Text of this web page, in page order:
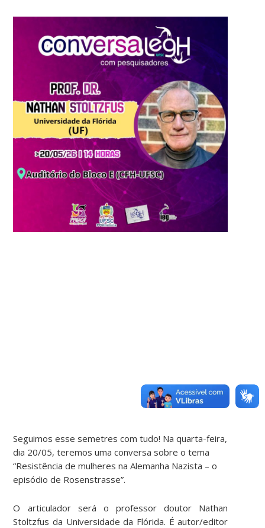
Seguimos esse semetres com tudo! Na quarta-feira,
dia 20/05, teremos uma conversa sobre o tema
“Resistência de mulheres na Alemanha Nazista – o
episódio de Rosenstrasse”.
O articulador será o professor doutor Nathan
Stoltzfus da Universidade da Flórida. É autor/editor